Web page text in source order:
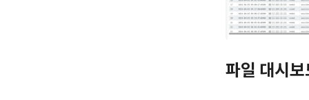
파일 대시